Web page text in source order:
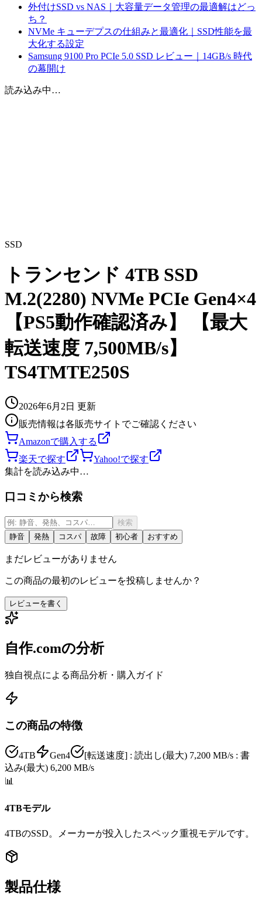
外付けSSD vs NAS｜大容量データ管理の最適解はどっ
ち？
NVMe キューデプスの仕組みと最適化｜SSD性能を最
大化する設定
Samsung 9100 Pro PCIe 5.0 SSD レビュー｜14GB/s 時代
の幕開け
読み込み中…
SSD
トランセンド 4TB SSD
M.2(2280) NVMe PCIe Gen4×4
【PS5動作確認済み】 【最大
転送速度 7,500MB/s】
TS4TMTE250S
2026年6月2日 更新
販売情報は各販売サイトでご確認ください
Amazonで購入する
楽天で探す
Yahoo!で探す
集計を読み込み中…
口コミから検索
検索
静音
発熱 コスパ 故障 初心者 おすすめ
まだレビューがありません
この商品の最初のレビューを投稿しませんか？
レビューを書く
自作.comの分析
独自視点による商品分析・購入ガイド
この商品の特徴
4TB Gen4
[転送速度] : 読出し(最大) 7,200 MB/s : 書
込み(最大) 6,200 MB/s
📊
4TBモデル
4TBのSSD。メーカーが投入したスペック重視モデルです。
製品仕様